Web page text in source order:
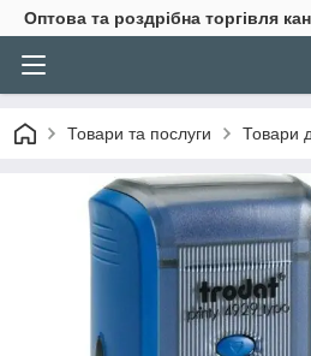
Оптова та роздрібна торгівля
Товари та послуги Товари